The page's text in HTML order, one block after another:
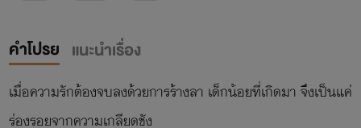
คำโปรย แนะนำเรื่อง
เมื่อความรักต้องจบลงด้วยการร้างลา เด็กน้อยที่เกิดมา จึงเป็นแค่
ร่องรอยจากความเกลียดชัง